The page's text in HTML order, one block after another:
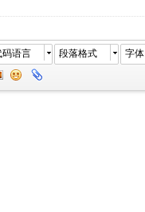
码语言 段落格式 字体